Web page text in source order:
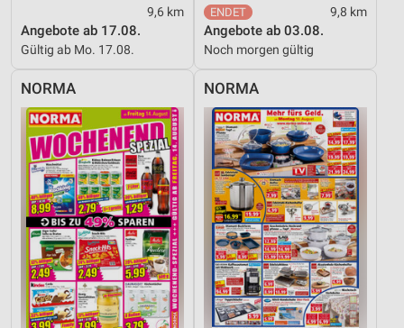
9,6 km
Angebote ab 17.08.
Gültig ab Mo. 17.08.
9,8 km
Angebote ab 03.08.
Noch morgen gültig
NORMA NORMA